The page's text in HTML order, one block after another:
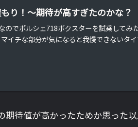
り！～期待が高すぎたのかな？
のでポルシェ718ボクスターを試乗して
イチな部分が気になると我慢できないタ
待値が高かったためか思った